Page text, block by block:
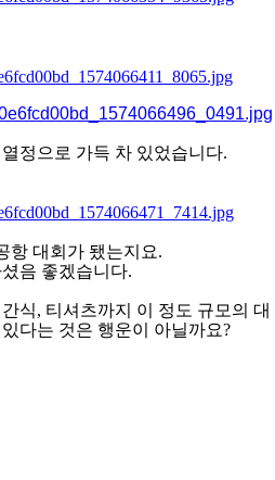
정으로 가득 차 있었습니다.
항 대회가 됐는지요.
음 좋겠습니다.
식, 티셔츠까지 이 정도 규모의 대
다는 것은 행운이 아닐까요?